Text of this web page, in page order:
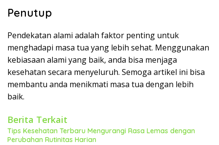
Penutup
Pendekatan alami adalah faktor penting untuk
menghadapi masa tua yang lebih sehat. Menggunakan
kebiasaan alami yang baik, anda bisa menjaga
kesehatan secara menyeluruh. Semoga artikel ini bisa
membantu anda menikmati masa tua dengan lebih
baik.
Berita Terkait
Tips Kesehatan Terbaru Mengurangi Rasa Lemas dengan
Perubahan Rutinitas Harian